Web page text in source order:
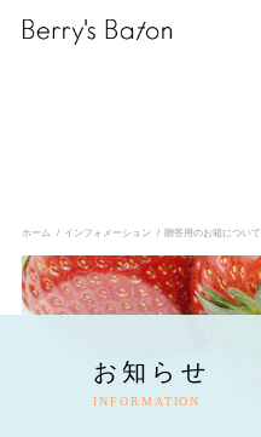
ホーム インフォメーション 贈答用のお箱について
お知らせ
INFORMATION